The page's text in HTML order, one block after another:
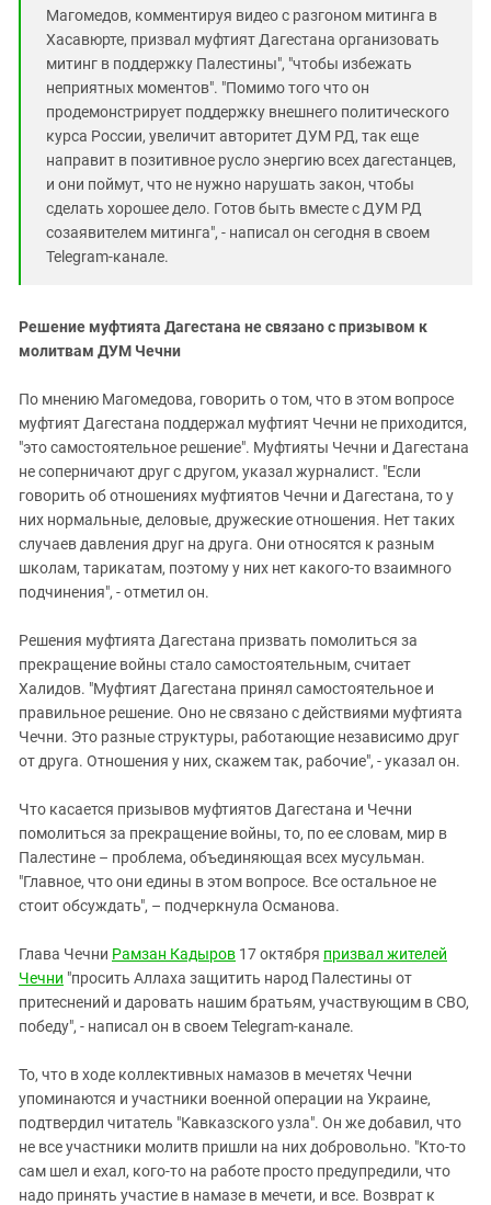
Магомедов, комментируя видео с разгоном митинга в
Хасавюрте, призвал муфтият Дагестана организовать
митинг в поддержку Палестины", "чтобы избежать
неприятных моментов". "Помимо того что он
продемонстрирует поддержку внешнего политического
курса России, увеличит авторитет ДУМ РД, так еще
направит в позитивное русло энергию всех дагестанцев,
и они поймут, что не нужно нарушать закон, чтобы
сделать хорошее дело. Готов быть вместе с ДУМ РД
созаявителем митинга", - написал он сегодня в своем
Telegram-канале.
Решение муфтията Дагестана не связано с призывом к
молитвам ДУМ Чечни
По мнению Магомедова, говорить о том, что в этом вопросе
муфтият Дагестана поддержал муфтият Чечни не приходится,
"это самостоятельное решение". Муфтияты Чечни и Дагестана
не соперничают друг с другом, указал журналист. "Если
говорить об отношениях муфтиятов Чечни и Дагестана, то у
них нормальные, деловые, дружеские отношения. Нет таких
случаев давления друг на друга. Они относятся к разным
школам, тарикатам, поэтому у них нет какого-то взаимного
подчинения", - отметил он.
Решения муфтията Дагестана призвать помолиться за
прекращение войны стало самостоятельным, считает
Халидов. "Муфтият Дагестана принял самостоятельное и
правильное решение. Оно не связано с действиями муфтията
Чечни. Это разные структуры, работающие независимо друг
от друга. Отношения у них, скажем так, рабочие", - указал он.
Что касается призывов муфтиятов Дагестана и Чечни
помолиться за прекращение войны, то, по ее словам, мир в
Палестине – проблема, объединяющая всех мусульман.
"Главное, что они едины в этом вопросе. Все остальное не
стоит обсуждать", – подчеркнула Османова.
Глава Чечни Рамзан Кадыров 17 октября призвал жителей
Чечни "просить Аллаха защитить народ Палестины от
притеснений и даровать нашим братьям, участвующим в СВО,
победу", - написал он в своем Telegram-канале.
То, что в ходе коллективных намазов в мечетях Чечни
упоминаются и участники военной операции на Украине,
подтвердил читатель "Кавказского узла". Он же добавил, что
не все участники молитв пришли на них добровольно. "Кто-то
сам шел и ехал, кого-то на работе просто предупредили, что
надо принять участие в намазе в мечети, и все. Возврат к